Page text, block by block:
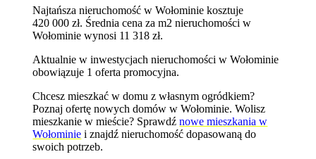
Najtańsza nieruchomość w Wołominie kosztuje
420 000 zł. Średnia cena za m2 nieruchomości w
Wołominie wynosi 11 318 zł.
Aktualnie w inwestycjach nieruchomości w Wołominie
obowiązuje 1 oferta promocyjna.
Chcesz mieszkać w domu z własnym ogródkiem?
Poznajofertę nowych domów w Wołominie. Wolisz
mieszkanie w mieście? Sprawdźnowe mieszkania w
Wołominie i znajdź nieruchomość dopasowaną do
swoich potrzeb.